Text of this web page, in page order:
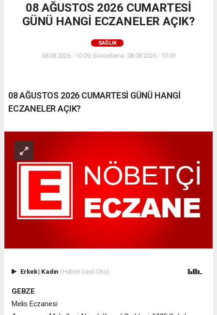
08 AĞUSTOS 2026 CUMARTESİ
GÜNÜ HANGİ ECZANELER AÇIK?
SAĞLIK
08.08.2026 - 10:09, Güncelleme: 08.08.2026 - 10:09
08 AĞUSTOS 2026 CUMARTESİ GÜNÜ HANGİ
ECZANELER AÇIK?
Erkek| Kadın (Haberi Sesli Oku)
GEBZE
Melis Eczanesi